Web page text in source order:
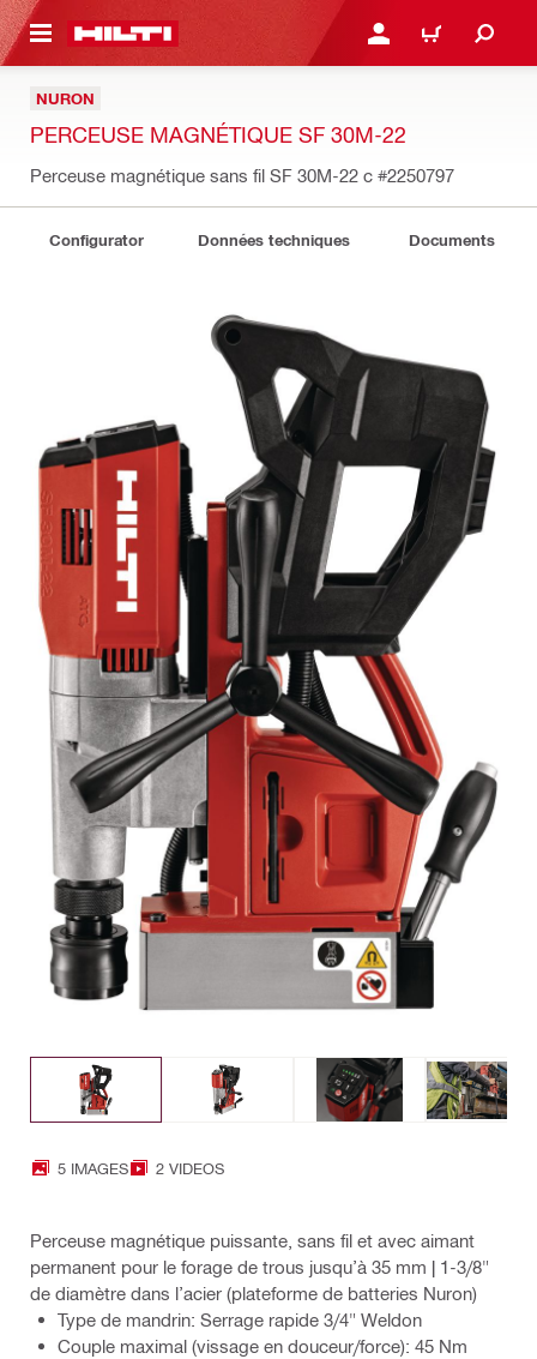
SE CONNECTER OU
PANIER
NURON
PERCEUSE MAGNÉTIQUE SF 30M-22
Perceuse magnétique sans fil SF 30M-22 c #2250797
Configurator Données techniques Documents
5 IMAGES 2 VIDEOS
Perceuse magnétique puissante, sans fil et avec aimant
permanent pour le forage de trous jusqu’à 35 mm | 1-3/8"
de diamètre dans l’acier (plateforme de batteries Nuron)
Type de mandrin: Serrage rapide 3/4" Weldon
Couple maximal (vissage en douceur/force): 45 Nm